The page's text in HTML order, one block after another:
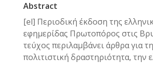
Abstract
[el] Περιοδική έκδοση της
εφημερίδας Πρωτοπόρος στις
τεύχος περιλαμβάνει άρθρα για
πολιτιστική δραστηριότητα, την